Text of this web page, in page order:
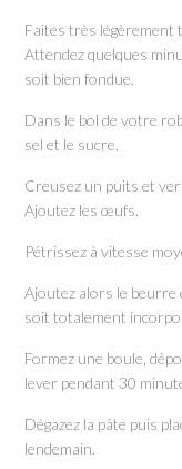
Faites très légèrement
Attendez quelques
soit bien fondue.
Dans le bol de votre
sel et le sucre.
Creusez un puits et
Ajoutez les œufs.
Pétrissez à vitesse
Ajoutez alors le beurre
soit totalement
Formez une boule,
lever pendant 30
Dégazez la pâte puis
lendemain.